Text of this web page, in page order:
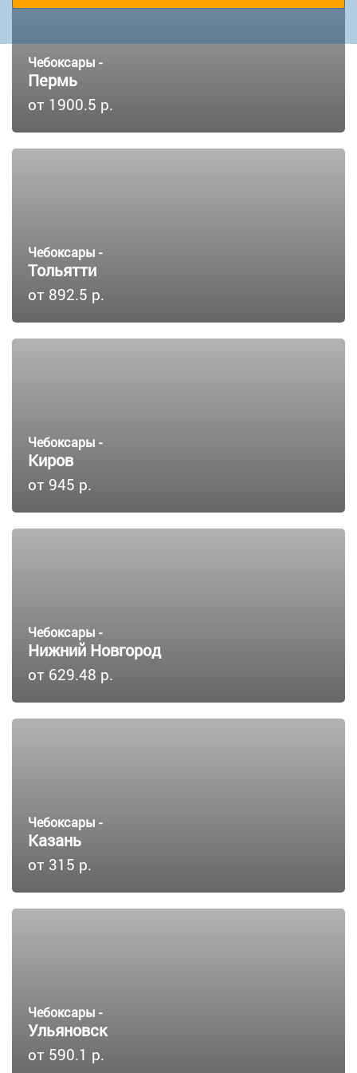
Чебоксары -
Пермь
от 1900.5 р.
Чебоксары -
Тольятти
от 892.5 р.
Чебоксары -
Киров
от 945 р.
Чебоксары -
Нижний Новгород
от 629.48 р.
Чебоксары -
Казань
от 315 р.
Чебоксары -
Ульяновск
от 590.1 р.